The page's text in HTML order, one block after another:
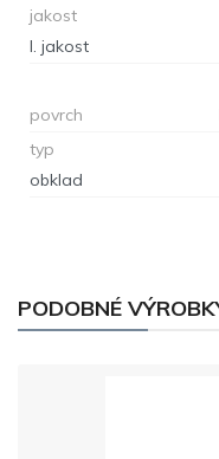
jakost
I. jakost
povrch
typ
obklad
PODOBNÉ